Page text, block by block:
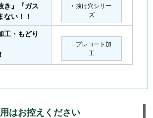
き』『ガス
ない！！
抜け穴シリー
ズ
工・もどり
プレコート加
工
はお控えください